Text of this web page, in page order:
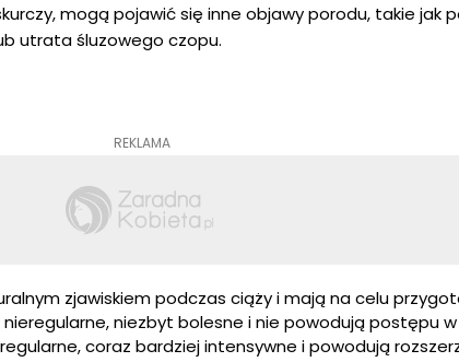
mogą pojawić się inne objawy porodu, takie jak
utrata śluzowego czopu.
REKLAMA
zjawiskiem podczas ciąży i mają na celu
niezbyt bolesne i nie powodują postępu
coraz bardziej intensywne i powodują